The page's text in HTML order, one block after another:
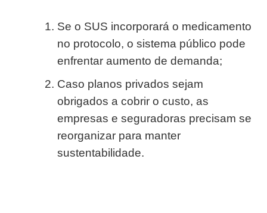
Se o SUS incorporará o medicamento
no protocolo, o sistema público pode
enfrentar aumento de demanda;
Caso planos privados sejam
obrigados a cobrir o custo, as
empresas e seguradoras precisam se
reorganizar para manter
sustentabilidade.